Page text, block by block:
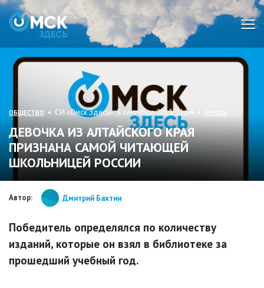
ОБЩЕСТВО • СИ «Омск Здесь» 8 сентября 2015, 11:54 • печать
ДЕВОЧКА ИЗ АЛТАЙСКОГО КРАЯ
ПРИЗНАНА САМОЙ ЧИТАЮЩЕЙ
ШКОЛЬНИЦЕЙ РОССИИ
Автор: Дмитрий Бахтин
Победитель определялся по количеству
изданий, которые он взял в библиотеке за
прошедший учебный год.